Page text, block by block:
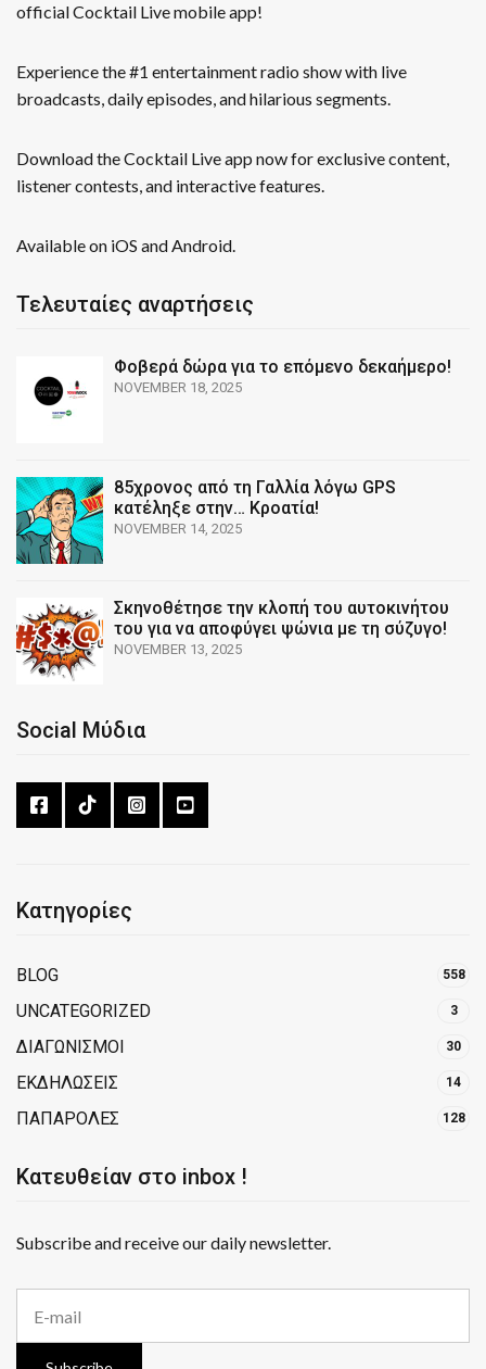
official Cocktail Live mobile app!
Experience the #1 entertainment radio show with live
broadcasts, daily episodes, and hilarious segments.
Download the Cocktail Live app now for exclusive content,
listener contests, and interactive features.
Available on iOS and Android.
Τελευταίες αναρτήσεις
Φοβερά δώρα για το επόμενο δεκαήμερο!
NOVEMBER 18, 2025
85χρονος από τη Γαλλία λόγω GPS
κατέληξε στην… Κροατία!
NOVEMBER 14, 2025
Σκηνοθέτησε την κλοπή του αυτοκινήτου
του για να αποφύγει ψώνια με τη σύζυγο!
NOVEMBER 13, 2025
Social Μύδια
Κατηγορίες
BLOG 558
UNCATEGORIZED 3
ΔΙΑΓΩΝΙΣΜΟΙ 30
ΕΚΔΗΛΩΣΕΙΣ 14
ΠΑΠΑΡΟΛΕΣ 128
Κατευθείαν στο inbox !
Subscribe and receive our daily newsletter.
a